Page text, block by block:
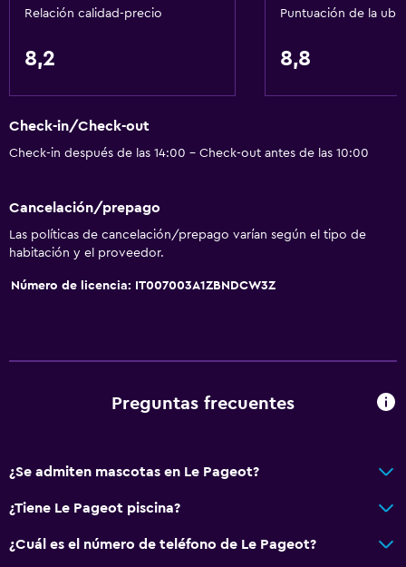
Bidé
Ducha
Baño privado
General
Habitaciones familiares
Espacio de almacenamiento
La comida se puede entregar en el alojamiento
Salud y seguridad
Relación calidad-precio
8,2
Puntuación de la
8,8
Check-in/Check-out
Check-in después de las 14:00 - Check-out antes de las 10:00
Cancelación/prepago
Las políticas de cancelación/prepago varían según el tipo de
habitación y el proveedor.
Número de licencia: IT007003A1ZBNDCW3Z
Preguntas frecuentes
¿Se admiten mascotas en Le Pageot?
¿Tiene Le Pageot piscina?
¿Cuál es el número de teléfono de Le Pageot?